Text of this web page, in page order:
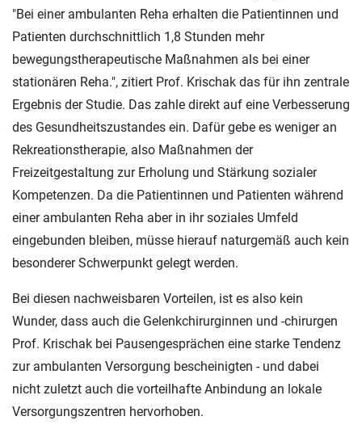
"Bei einer ambulanten Reha erhalten die Patientinnen und
Patienten durchschnittlich 1,8 Stunden mehr
bewegungstherapeutische Maßnahmen als bei einer
stationären Reha.", zitiert Prof. Krischak das für ihn zentrale
Ergebnis der Studie. Das zahle direkt auf eine Verbesserung
des Gesundheitszustandes ein. Dafür gebe es weniger an
Rekreationstherapie, also Maßnahmen der
Freizeitgestaltung zur Erholung und Stärkung sozialer
Kompetenzen. Da die Patientinnen und Patienten während
einer ambulanten Reha aber in ihr soziales Umfeld
eingebunden bleiben, müsse hierauf naturgemäß auch kein
besonderer Schwerpunkt gelegt werden.
Bei diesen nachweisbaren Vorteilen, ist es also kein
Wunder, dass auch die Gelenkchirurginnen und -chirurgen
Prof. Krischak bei Pausengesprächen eine starke Tendenz
zur ambulanten Versorgung bescheinigten - und dabei
nicht zuletzt auch die vorteilhafte Anbindung an lokale
Versorgungszentren hervorhoben.